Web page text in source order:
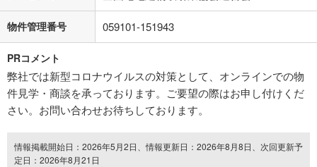
物件管理番号 059101-151943
PRコメント
弊社では新型コロナウイルスの対策として、オンラインでの物
件見学・商談を承っております。ご要望の際はお申し付けくだ
さい。お問い合わせお待ちしております。
情報掲載開始日：2026年5月2日、情報更新日：2026年8月8日、次回更新予
定日：2026年8月21日